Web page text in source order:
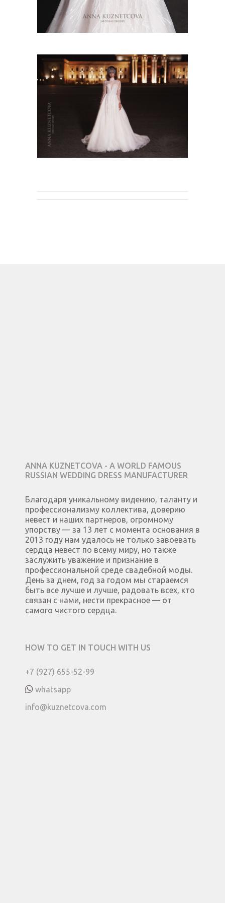
ANNA KUZNETCOVA - A WORLD FAMOUS
RUSSIAN WEDDING DRESS MANUFACTURER
Благодаря уникальному видению, таланту и
профессионализму коллектива, доверию
невест и наших партнеров, огромному
упорству — за 13 лет с момента основания в
2013 году нам удалось не только завоевать
сердца невест по всему миру, но также
заслужить уважение и признание в
профессиональной среде свадебной моды.
День за днем, год за годом мы стараемся
быть все лучше и лучше, радовать всех, кто
связан с нами, нести прекрасное — от
самого чистого сердца.
HOW TO GET IN TOUCH WITH US
+7 (927) 655-52-99
whatsapp
info@kuznetcova.com